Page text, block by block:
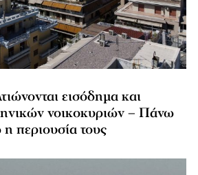
εισόδημα και
νοικοκυριών – Πάνω
περιουσία τους